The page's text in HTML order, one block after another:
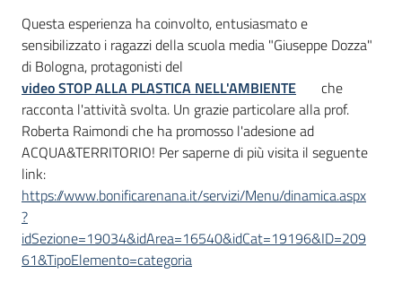
Questa esperienza ha coinvolto, entusiasmato e
sensibilizzato i ragazzi della scuola media "Giuseppe Dozza"
di Bologna, protagonisti del
video STOP ALLA PLASTICA NELL'AMBIENTE
che
racconta l'attività svolta. Un grazie particolare alla prof.
Roberta Raimondi che ha promosso l'adesione ad
ACQUA&TERRITORIO! Per saperne di più visita il seguente
link:
https://www.bonificarenana.it/servizi/Menu/dinamica.aspx
?
idSezione=19034&idArea=16540&idCat=19196&ID=209
61&TipoElemento=categoria